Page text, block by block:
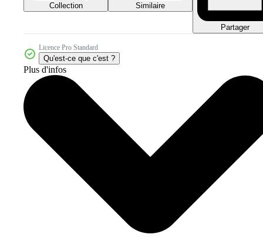
Collection Similaire
Partager
Licence Pro Standard
Qu'est-ce que c'est ?
Plus d'infos